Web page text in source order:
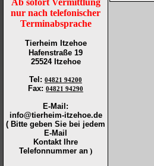
Ab sofort Vermittlung
nur nach telefonischer
Terminabsprache
Tierheim Itzehoe
Hafenstraße 19
25524 Itzehoe
Tel : 04821 94200
Fax: 04821 94290
E-Mail:
info@tierheim-itzehoe.de
( Bitte geben Sie bei jedem
E-Mail
Kontakt Ihre
Telefonnummer an )